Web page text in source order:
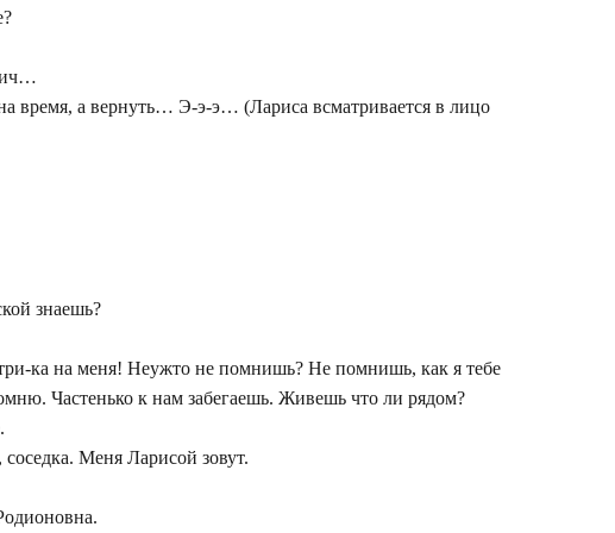
время, а вернуть… Э-э-э… (Лариса всматривается в лицо
знаешь?
ка на меня! Неужто не помнишь? Не помнишь, как я тебе
Частенько к нам забегаешь. Живешь что ли рядом?
Меня Ларисой зовут.